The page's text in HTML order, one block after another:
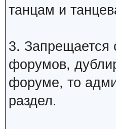
танцам и
3. Запрещается
форумов,
форуме, то
раздел.